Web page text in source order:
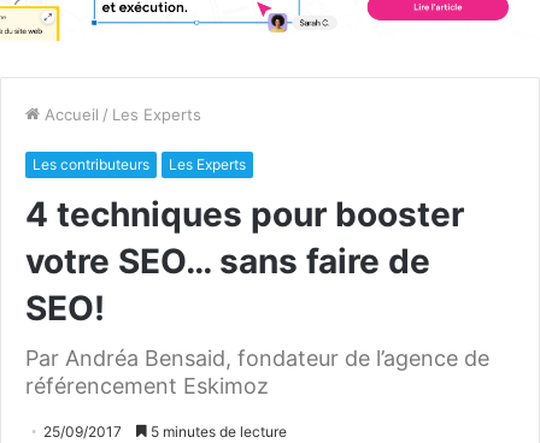
Accueil / Les Experts
Les contributeurs Les Experts
4 techniques pour booster
votre SEO… sans faire de
SEO!
Par Andréa Bensaid, fondateur de l’agence de
référencement Eskimoz
25/09/2017 5 minutes de lecture